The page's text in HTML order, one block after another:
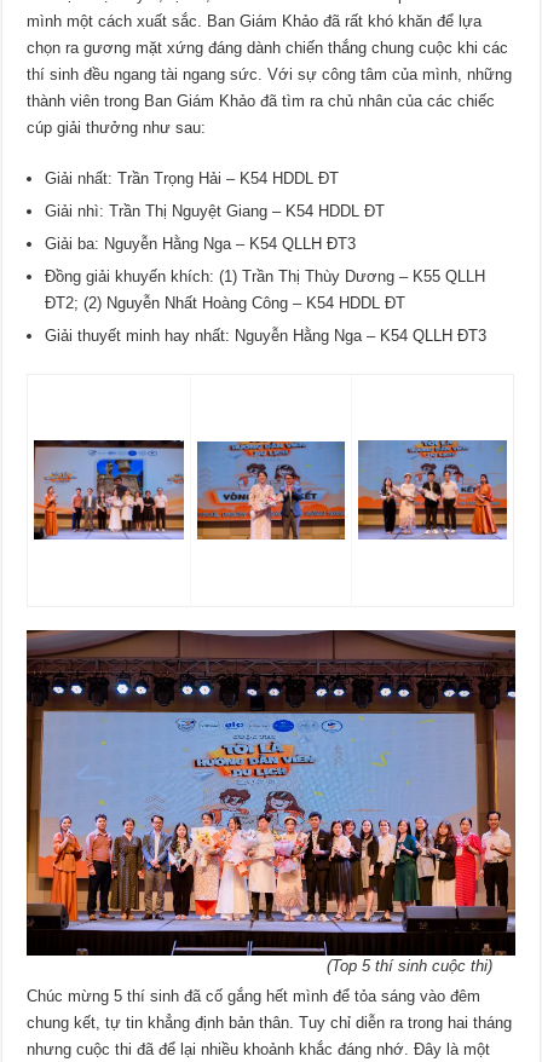
mình một cách xuất sắc. Ban Giám Khảo đã rất khó khăn để lựa
chọn ra gương mặt xứng đáng dành chiến thắng chung cuộc khi các
thí sinh đều ngang tài ngang sức. Với sự công tâm của mình, những
thành viên trong Ban Giám Khảo đã tìm ra chủ nhân của các chiếc
cúp giải thưởng như sau:
Giải nhất: Trần Trọng Hải – K54 HDDL ĐT
Giải nhì: Trần Thị Nguyệt Giang – K54 HDDL ĐT
Giải ba: Nguyễn Hằng Nga – K54 QLLH ĐT3
Đồng giải khuyến khích: (1) Trần Thị Thùy Dương – K55 QLLH
ĐT2; (2) Nguyễn Nhất Hoàng Công – K54 HDDL ĐT
Giải thuyết minh hay nhất: Nguyễn Hằng Nga – K54 QLLH ĐT3
(Top 5 thí sinh cuộc thi)
Chúc mừng 5 thí sinh đã cố gắng hết mình để tỏa sáng vào đêm
chung kết, tự tin khẳng định bản thân. Tuy chỉ diễn ra trong hai tháng
nhưng cuộc thi đã để lại nhiều khoảnh khắc đáng nhớ. Đây là một